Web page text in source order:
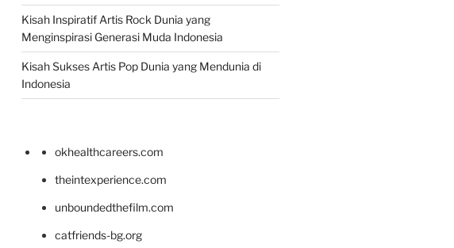
Kisah Inspiratif Artis Rock Dunia yang
Menginspirasi Generasi Muda Indonesia
Kisah Sukses Artis Pop Dunia yang Mendunia di
Indonesia
okhealthcareers.com
theintexperience.com
unboundedthefilm.com
catfriends-bg.org